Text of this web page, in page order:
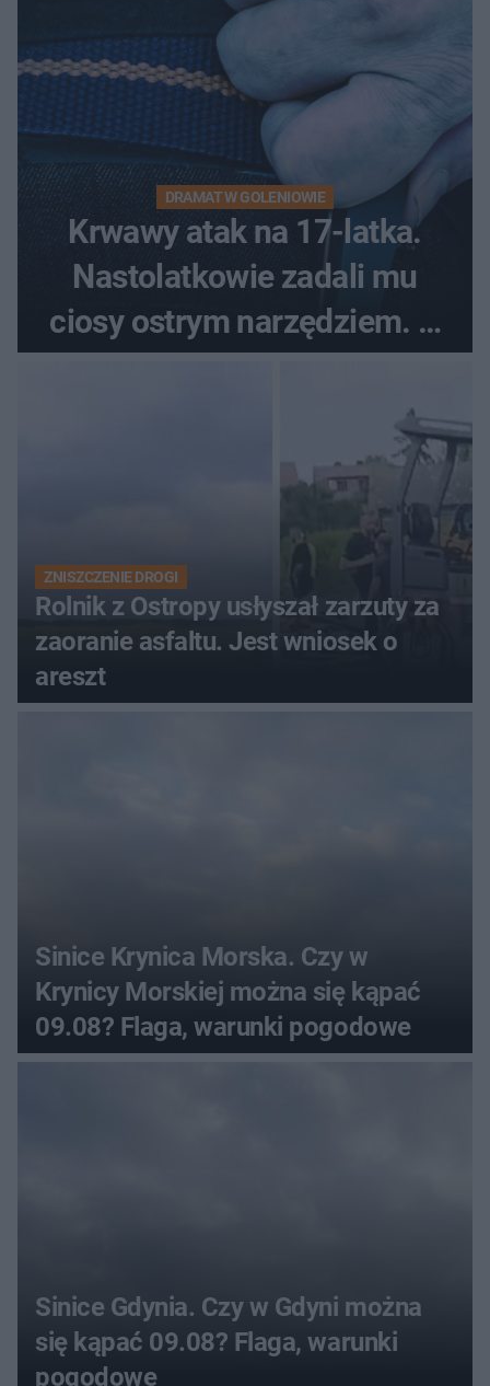
DRAMAT W GOLENIOWIE
Krwawy atak na 17-latka.
Nastolatkowie zadali mu
ciosy ostrym narzędziem. O
ZNISZCZENIE DROGI
Rolnik z Ostropy usłyszał zarzuty za
zaoranie asfaltu. Jest wniosek o
areszt
Sinice Krynica Morska. Czy w
Krynicy Morskiej można się kąpać
09.08? Flaga, warunki pogodowe
Sinice Gdynia. Czy w Gdyni można
się kąpać 09.08? Flaga, warunki
pogodowe